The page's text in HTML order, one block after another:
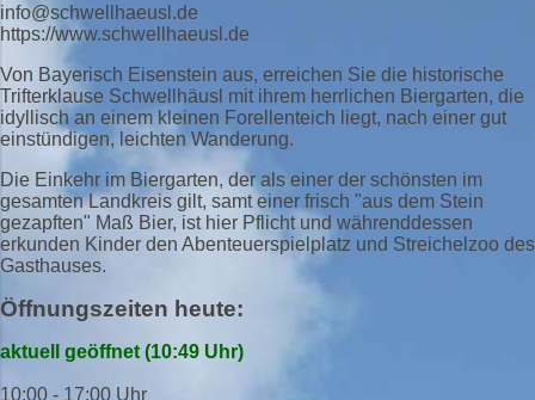
info@schwellhaeusl.de
https://www.schwellhaeusl.de
Von Bayerisch Eisenstein aus, erreichen Sie die historische
Trifterklause Schwellhäusl mit ihrem herrlichen Biergarten, die
idyllisch an einem kleinen Forellenteich liegt, nach einer gut
einstündigen, leichten Wanderung.
Die Einkehr im Biergarten, der als einer der schönsten im
gesamten Landkreis gilt, samt einer frisch "aus dem Stein
gezapften" Maß Bier, ist hier Pflicht und währenddessen
erkunden Kinder den Abenteuerspielplatz und Streichelzoo des
Gasthauses.
Öffnungszeiten heute:
aktuell geöffnet (10:49 Uhr)
10:00 - 17:00 Uhr